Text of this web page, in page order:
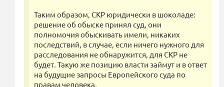
Таким образом, СКР юридически в шоколаде:
решение об обыске принял суд, они
полномочия обыскивать имели, никаких
последствий, в случае, если ничего нужного для
расследования не обнаружится, для СКР не
будет. Такую же позицию власти займут и в ответ
на будущие запросы Европейского суда по
правам человека.